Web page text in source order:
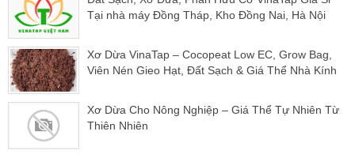
Tại nhà máy Đồng Tháp, Kho Đồng Nai, Hà Nội
Xơ Dừa VinaTap – Cocopeat Low EC, Grow Bag,
Viên Nén Gieo Hạt, Đất Sạch & Giá Thể Nhà Kính
Xơ Dừa Cho Nông Nghiệp – Giá Thể Tự Nhiên Từ
Thiên Nhiên